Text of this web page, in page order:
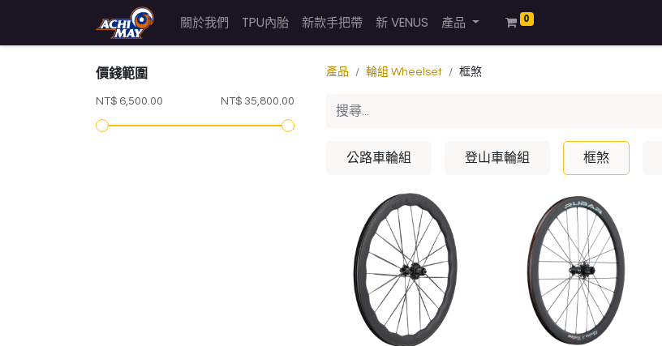
關於我們 TPU內胎 新款手把帶 新 VENUS 產品 0
價錢範圍
NT$ 6,500.00 NT$ 35,800.00
產品 輪組 Wheelset 框煞
公路車輪組 登山車輪組 框煞